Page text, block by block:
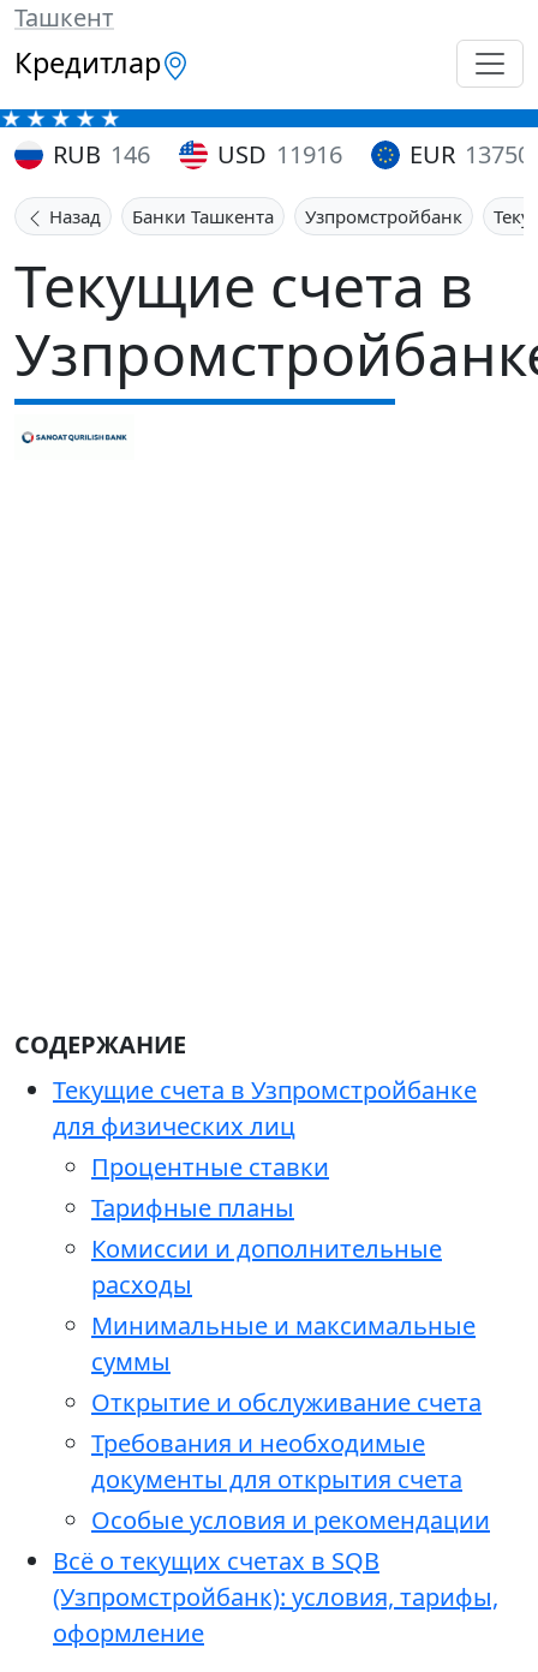
Ташкент
Кредитлар
RUB 146 USD 11916 EUR 13750
Назад Банки Ташкента Узпромстройбанк
Текущие счета в
СОДЕРЖАНИЕ
Текущие счета в Узпромстройбанке
для физических лиц
Процентные ставки
Тарифные планы
Комиссии и дополнительные
расходы
Минимальные и максимальные
суммы
Открытие и обслуживание счета
Требования и необходимые
документы для открытия счета
Особые условия и рекомендации
Всё о текущих счетах в SQB
(Узпромстройбанк): условия, тарифы,
оформление